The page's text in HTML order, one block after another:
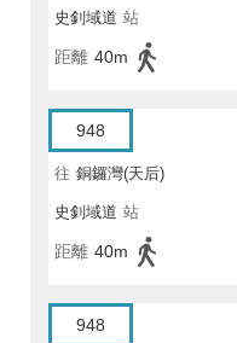
史釗域道 站
距離 40m
948
往 銅鑼灣(天后)
史釗域道 站
距離 40m
948